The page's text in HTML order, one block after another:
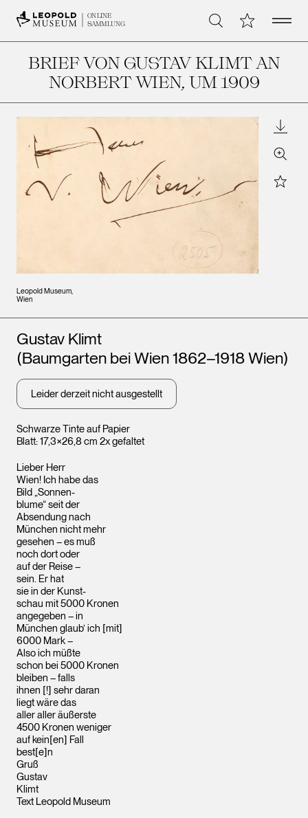
ONLINE
SAMMLUNG
Suche Meine Open
BRIEF VON GUSTAV KLIMT AN
NORBERT WIEN, UM 1909
Leopold Museum,
Wien
Zoom
Star
Schwarze Tinte auf Papier
Blatt: 17,3×26,8 cm 2x gefaltet
Künstler*innen
Gustav Klimt
(Baumgarten bei Wien 1862–1918 Wien)
Leider derzeit nicht ausgestellt
Lieber Herr
Wien! Ich habe das
Bild „Sonnen-
blume“ seit der
Absendung nach
München nicht mehr
gesehen – es muß
noch dort oder
auf der Reise –
sein. Er hat
sie in der Kunst-
schau mit 5000 Kronen
angegeben – in
München glaub’ ich [mit]
6000 Mark –
Also ich müßte
schon bei 5000 Kronen
bleiben – falls
ihnen [!] sehr daran
liegt wäre das
aller aller äußerste
4500 Kronen weniger
auf kein[en] Fall
best[e]n
Gruß
Gustav
Klimt
Text Leopold Museum